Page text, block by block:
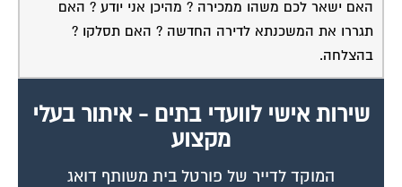
האם ישאר לכם משהו ממכירה ? מהיכן אני יודע ? האם
תגררו את המשכנתא לדירה החדשה ? האם תסלקו ?
בהצלחה.
שירות אישי לוועדי בתים - איתור בעלי
מקצוע
המוקד לדייר של פורטל בית משותף דואג